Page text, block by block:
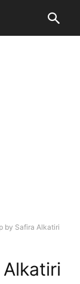
by Safira Alkatiri